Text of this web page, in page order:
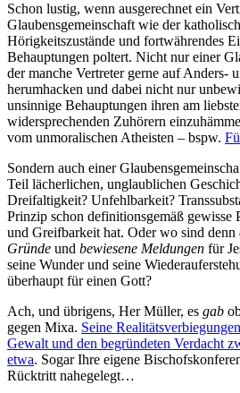
Schon lustig, wenn ausgerechnet ein
Glaubensgemeinschaft wie der
Hörigkeitszustände und fortwährendes
Behauptungen poltert. Nicht nur einer
der manche Vertreter gerne auf Anders-
herumhacken und dabei nicht nur
unsinnige Behauptungen ihren am
widersprechenden Zuhörern
vom unmoralischen Atheisten – bspw.
Sondern auch einer
Teil lächerlichen, unglaublichen
Dreifaltigkeit? Unfehlbarkeit?
Prinzip schon definitionsgemäß gewisse
und Greifbarkeit hat. Oder wo sind denn
Gründe und bewiesene Meldungen für
seine Wunder und seine
überhaupt für einen Gott?
Ach, und übrigens, Her Müller, es gab
gegen Mixa. Seine
Gewalt und den begründeten Verdacht
etwa. Sogar Ihre eigene
Rücktritt nahegelegt…